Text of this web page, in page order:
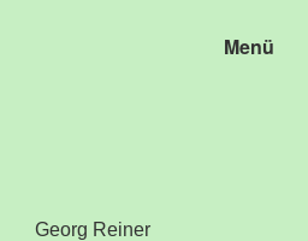
Menü
Georg Reiner